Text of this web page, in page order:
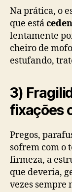
Na prática, o
que está
lentamente
cheiro de
estufando,
3)
fixações
Pregos,
sofrem com o
firmeza, a
que deveria,
vezes sempre